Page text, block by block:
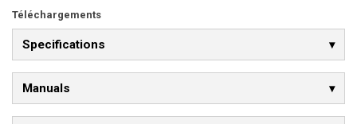
Téléchargements
Specifications
Manuals